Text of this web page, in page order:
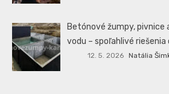
Betónové žumpy, pivnice
vodu – spoľahlivé
12. 5. 2026 Natália